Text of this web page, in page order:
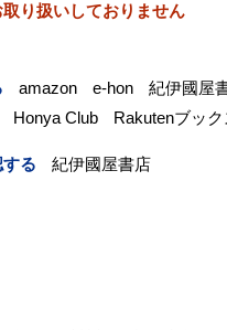
り扱いしておりません
amazon e-hon
紀伊國屋
Honya Club Rakutenブック
る 紀伊國屋書店